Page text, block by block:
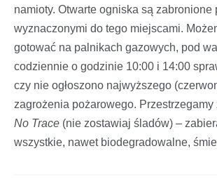
namioty. Otwarte ogniska są
wyznaczonymi do tego miejscami.
gotować na palnikach gazowych, pod
codziennie o godzinie 10:00 i 14:00
czy nie ogłoszono najwyższego
zagrożenia pożarowego. Przestrzegamy
No Trace (nie zostawiaj śladów) –
wszystkie, nawet biodegradowalne,